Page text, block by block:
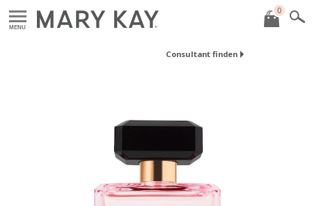
MENU
0
Consultant finden